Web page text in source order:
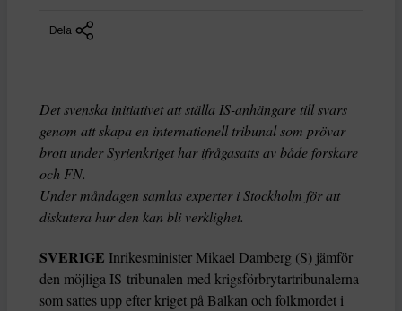
Dela
Det svenska initiativet att ställa IS-anhängare till svars
genom att skapa en internationell tribunal som prövar
brott under Syrienkriget har ifrågasatts av både forskare
och FN.
Under måndagen samlas experter i Stockholm för att
diskutera hur den kan bli verklighet.
SVERIGE Inrikesminister Mikael Damberg (S) jämför
den möjliga IS-tribunalen med krigsförbrytartribunalerna
som sattes upp efter kriget på Balkan och folkmordet i